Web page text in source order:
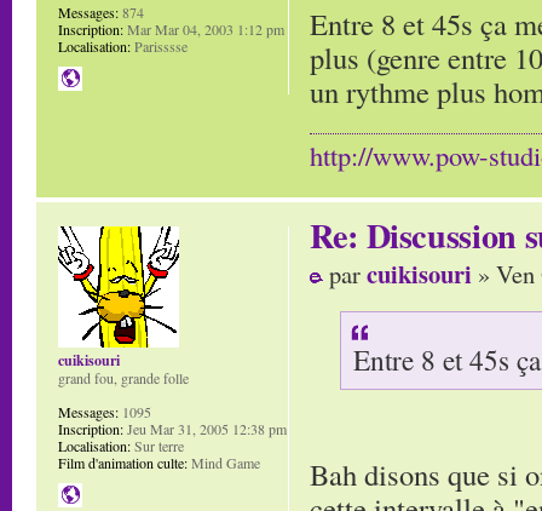
Entre 8 et 45s ça
plus (genre entre
un rythme plus
http://www.pow-
Messages:874
Inscription:Mar Mar 04, 2003 1:12 pm
Localisation:Parisssse
Re: Discussion
parcuikisouri »
Entre 8 et 45s
Bah disons que si
cuikisouri
grand fou, grande folle
Messages: 1095
Inscription:Jeu Mar 31, 2005 12:38 pm
Localisation:Sur terre
Film d'animation culte:Mind Game